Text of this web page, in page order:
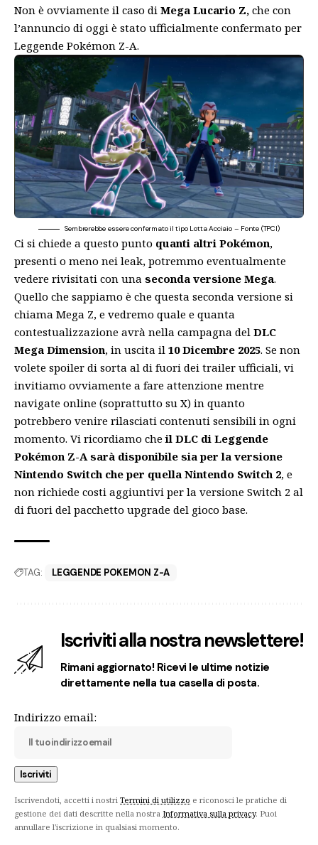
Non è ovviamente il caso di Mega Lucario Z, che con
l’annuncio di oggi è stato ufficialmente confermato per
Leggende Pokémon Z-A.
Sembrerebbe essere confermato il tipo Lotta Acciaio – Fonte (TPCI)
Ci si chiede a questo punto quanti altri Pokémon,
presenti o meno nei leak, potremmo eventualmente
vedere rivisitati con una seconda versione Mega.
Quello che sappiamo è che questa seconda versione si
chiama Mega Z, e vedremo quale e quanta
contestualizzazione avrà nella campagna del DLC
Mega Dimension, in uscita il 10 Dicembre 2025. Se non
volete spoiler di sorta al di fuori dei trailer ufficiali, vi
invitiamo ovviamente a fare attenzione mentre
navigate online (soprattutto su X) in quanto
potrebbero venire rilasciati contenuti sensibili in ogni
momento. Vi ricordiamo cheil DLC di Leggende
Pokémon Z-A sarà disponibile sia per la versione
Nintendo Switch che per quella Nintendo Switch 2, e
non richiede costi aggiuntivi per la versione Switch 2 al
di fuori del pacchetto upgrade del gioco base.
TAG: LEGGENDE POKEMON Z-A
Iscriviti alla nostra newslettere!
Rimani aggiornato! Ricevi le ultime notizie
direttamente nella tua casella di posta.
Indirizzo email:
Iscrivendoti, accetti i nostri Termini di utilizzo e riconosci le pratiche di
gestione dei dati descritte nella nostra Informativa sulla privacy. Puoi
annullare l'iscrizione in qualsiasi momento.